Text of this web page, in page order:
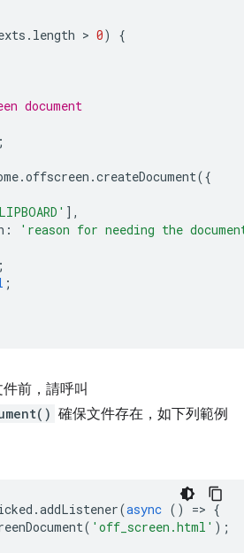
. length > 0)
{
document
;
.offscreen .createDocument({
],
:
'reason for needing the
;
;
前，請呼叫
確保文件存在，如下列範例
.addListener(async () => {
( 'off_screen.html' );